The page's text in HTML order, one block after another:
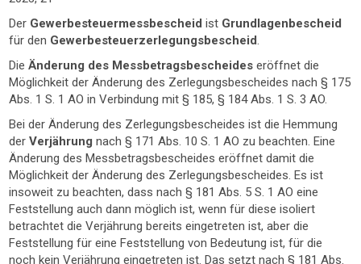
Der Gewerbesteuermessbescheidist Grundlagenbescheid
für den Gewerbesteuerzerlegungsbescheid.
DieÄnderung des Messbetragsbescheides eröffnet die
Möglichkeit der Änderung des Zerlegungsbescheides nach § 175
Abs. 1 S. 1 AO in Verbindung mit § 185, § 184 Abs. 1 S. 3 AO.
Bei der Änderung des Zerlegungsbescheides ist die Hemmung
derVerjährungnach § 171 Abs. 10 S. 1 AO zu beachten. Eine
Änderung des Messbetragsbescheides eröffnet damit die
Möglichkeit der Änderung des Zerlegungsbescheides. Es ist
insoweit zu beachten, dass nach § 181 Abs. 5 S. 1 AO eine
Feststellung auch dann möglich ist, wenn für diese isoliert
betrachtet die Verjährung bereits eingetreten ist, aber die
Feststellung für eine Feststellung von Bedeutung ist, für die
noch kein Verjährung eingetreten ist. Das setzt nach § 181 Abs.